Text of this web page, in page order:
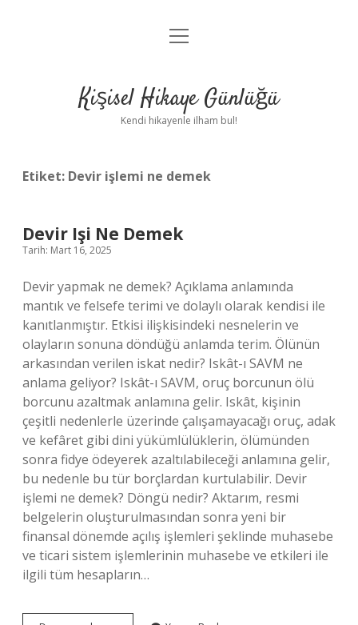
Anasayfa
Yasal Uyarı
menüyü
Kişisel Hikaye Günlüğü
Kendi hikayenle ilham bul!
Etiket: Devir işlemi ne demek
Devir Işi Ne Demek
Tarih: Mart 16, 2025
Devir yapmak ne demek? Açıklama anlamında
mantık ve felsefe terimi ve dolaylı olarak kendisi ile
kanıtlanmıştır. Etkisi ilişkisindeki nesnelerin ve
olayların sonuna döndüğü anlamda terim. Ölünün
arkasından verilen iskat nedir? Iskât-ı SAVM ne
anlama geliyor? Iskât-ı SAVM, oruç borcunun ölü
borcunu azaltmak anlamına gelir. Iskât, kişinin
çeşitli nedenlerle üzerinde çalışamayacağı oruç, adak
ve kefâret gibi dini yükümlülüklerin, ölümünden
sonra fidye ödeyerek azaltılabileceği anlamına gelir,
bu nedenle bu tür borçlardan kurtulabilir. Devir
işlemi ne demek? Döngü nedir? Aktarım, resmi
belgelerin oluşturulmasından sonra yeni bir
finansal dönemde açılış işlemleri şeklinde muhasebe
ve ticari sistem işlemlerinin muhasebe ve etkileri ile
ilgili tüm hesapların…